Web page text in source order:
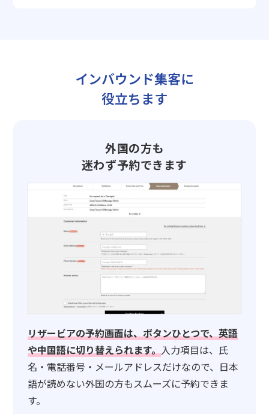
インバウンド集客に
役立ちます
外国の方も
迷わず予約できます
リザービアの予約画面は、ボタンひとつで、英語
や中国語に切り替えられます。入力項目は、氏
名・電話番号・メールアドレスだけなので、日本
語が読めない外国の方もスムーズに予約できま
す。